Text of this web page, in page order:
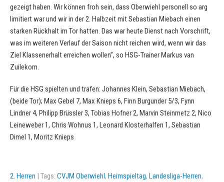
gezeigt haben. Wir können froh sein, dass Oberwiehl personell so arg
limitiert war und wir in der 2. Halbzeit mit Sebastian Miebach einen
starken Rückhalt im Tor hatten. Das war heute Dienst nach Vorschrift,
was im weiteren Verlauf der Saison nicht reichen wird, wenn wir das
Ziel Klassenerhalt erreichen wollen”, so HSG-Trainer Markus van
Zuilekom.
Für die HSG spielten und trafen: Johannes Klein, Sebastian Miebach,
(beide Tor); Max Gebel 7, Max Knieps 6, Finn Burgunder 5/3, Fynn
Lindner 4, Philipp Brüssler 3, Tobias Hofner 2, Marvin Steinmetz 2, Nico
Leineweber 1, Chris Wohnus 1, Leonard Klosterhalfen 1, Sebastian
Dimel 1, Moritz Knieps
2. Herren | Tags: CVJM Oberwiehl, Heimspieltag, Landesliga-Herren,